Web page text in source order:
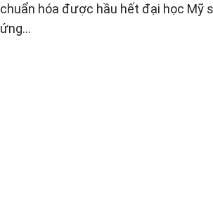
chuẩn hóa được hầu hết đại học Mỹ
ứng…